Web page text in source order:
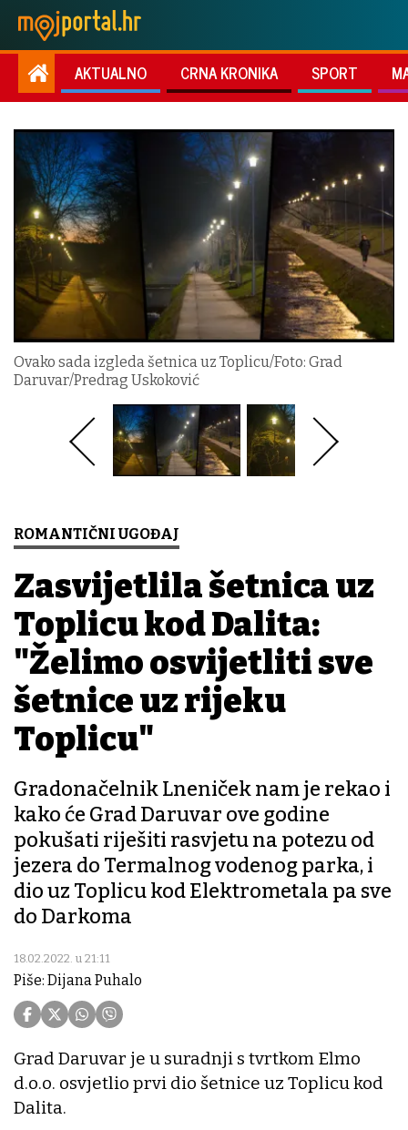
AKTUALNO CRNA KRONIKA SPORT
Ovako sada izgleda šetnica uz Toplicu/Foto: Grad
Daruvar/Predrag Uskoković
ROMANTIČNI UGOĐAJ
Zasvijetlila šetnica uz
Toplicu kod Dalita:
"Želimo osvijetliti sve
šetnice uz rijeku
Toplicu"
Gradonačelnik Lneniček nam je rekao i
kako će Grad Daruvar ove godine
pokušati riješiti rasvjetu na potezu od
jezera do Termalnog vodenog parka, i
dio uz Toplicu kod Elektrometala pa sve
do Darkoma
18.02.2022. u 21:11
Piše: Dijana Puhalo
Grad Daruvar je u suradnji s tvrtkom Elmo
d.o.o. osvjetlio prvi dio šetnice uz Toplicu kod
Dalita.